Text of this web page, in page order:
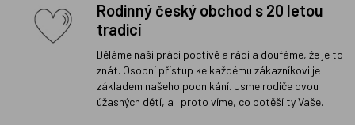
Rodinný český obchod s 20 letou
tradicí
Děláme naši práci poctivě a rádi a doufáme, že je to
znát. Osobní přístup ke každému zákazníkovi je
základem našeho podnikání. Jsme rodiče dvou
úžasných dětí, a i proto víme, co potěší ty Vaše.